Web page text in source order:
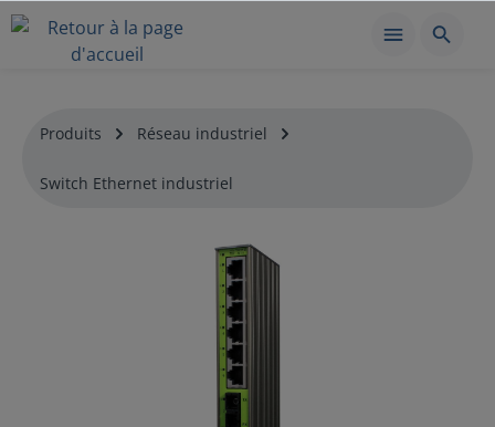
Produits Réseau industriel
Switch Ethernet industriel